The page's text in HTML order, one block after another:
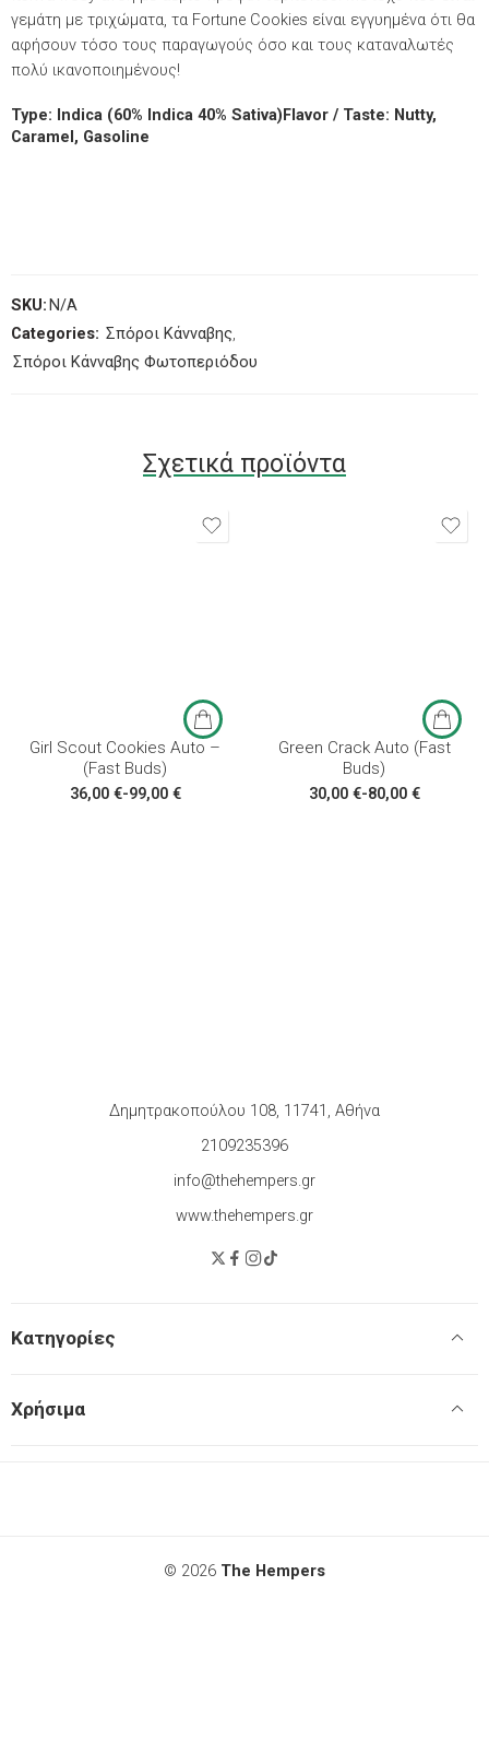
γεμάτη με τριχώματα, τα Fortune Cookies είναι εγγυημένα ότι θα
αφήσουν τόσο τους παραγωγούς όσο και τους καταναλωτές
πολύ ικανοποιημένους!
Type: Indica (60% Indica 40% Sativa)Flavor / Taste: Nutty,
Caramel, Gasoline
SKU: N/A
Categories: Σπόροι Κάνναβης,
Σπόροι Κάνναβης Φωτοπεριόδου
Σχετικά προϊόντα
Girl Scout Cookies Auto –
(Fast Buds)
36,00 €-99,00 €
Green Crack Auto (Fast
Buds)
30,00 €-80,00 €
Δημητρακοπούλου 108, 11741, Αθήνα
2109235396
info@thehempers.gr
www.thehempers.gr
Κατηγορίες
Χρήσιμα
© 2026 The Hempers